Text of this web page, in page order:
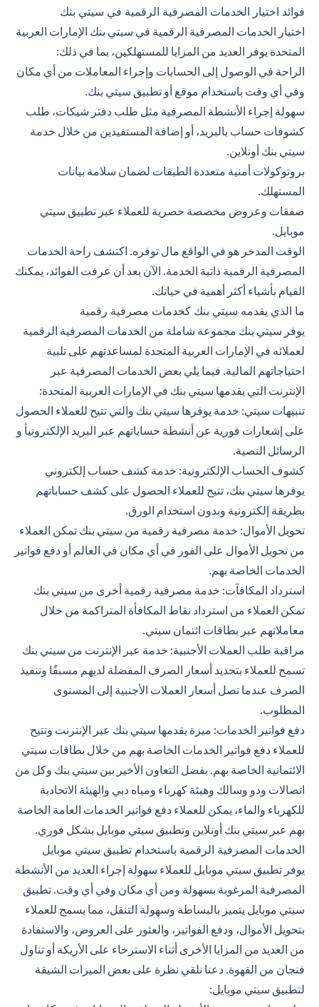
فوائد اختيار الخدمات المصرفية الرقمية في سيتي بنك
اختيار الخدمات المصرفية الرقمية في سيتي بنك الإمارات العربية
المتحدة يوفر العديد من المزايا للمستهلكين، بما في ذلك:
الراحة في الوصول إلى الحسابات وإجراء المعاملات من أي مكان
وفي أي وقت باستخدام موقع أو تطبيق سيتي بنك.
سهولة إجراء الأنشطة المصرفية مثل طلب دفتر شيكات، طلب
كشوفات حساب بالبريد، أو إضافة المستفيدين من خلال خدمة
سيتي بنك أونلاين.
بروتوكولات أمنية متعددة الطبقات لضمان سلامة بيانات
المستهلك.
صفقات وعروض مخصصة حصرية للعملاء عبر تطبيق سيتي
موبايل.
الوقت المدخر هو في الواقع مال توفره. اكتشف راحة الخدمات
المصرفية الرقمية ذاتية الخدمة. الآن بعد أن عرفت الفوائد، يمكنك
القيام بأشياء أكثر أهمية في حياتك.
ما الذي يقدمه سيتي بنك كخدمات مصرفية رقمية
يوفر سيتي بنك مجموعة شاملة من الخدمات المصرفية الرقمية
لعملائه في الإمارات العربية المتحدة لمساعدتهم على تلبية
احتياجاتهم المالية. فيما يلي بعض الخدمات المصرفية عبر
الإنترنت التي يقدمها سيتي بنك في الإمارات العربية المتحدة:
تنبيهات سيتي: خدمة يوفرها سيتي بنك والتي تتيح للعملاء الحصول
على إشعارات فورية عن أنشطة حساباتهم عبر البريد الإلكترونيأ و
الرسائل النصية.
كشوف الحساب الإلكترونية: خدمة كشف حساب إلكتروني
يوفرها سيتي بنك، تتيح للعملاء الحصول على كشف حساباتهم
بطريقة إلكترونية وبدون استخدام الورق.
تحويل الأموال: خدمة مصرفية رقمية من سيتي بنك تمكن العملاء
من تحويل الأموال على الفور في أي مكان في العالم أو دفع فواتير
الخدمات الخاصة بهم.
استرداد المكافآت: خدمة مصرفية رقمية أخرى من سيتي بنك
تمكن العملاء من استرداد نقاط المكافأة المتراكمة من خلال
معاملاتهم عبر بطاقات ائتمان سيتي.
مراقبة طلب العملات الأجنبية: خدمة عبر الإنترنت من سيتي بنك
تسمح للعملاء بتحديد أسعار الصرف المفضلة لديهم مسبقًا وتنفيذ
الصرف عندما تصل أسعار العملات الأجنبية إلى المستوى
المطلوب.
دفع فواتير الخدمات: ميزة يقدمها سيتي بنك عبر الإنترنت وتتيح
للعملاء دفع فواتير الخدمات الخاصة بهم من خلال بطاقات سيتي
الائتمانية الخاصة بهم. بفضل التعاون الأخير بين سيتي بنك وكل من
اتصالات ودو وسالك وهيئة كهرباء ومياه دبي والهيئة الاتحادية
للكهرباء والماء، يمكن للعملاء دفع فواتير الخدمات العامة الخاصة
بهم عبر سيتي بنك أونلاين وتطبيق سيتي موبايل بشكل فوري.
الخدمات المصرفية الرقمية باستخدام تطبيق سيتي موبايل
يوفر تطبيق سيتي موبايل للعملاء سهولة إجراء العديد من الأنشطة
المصرفية المرغوبة بسهولة ومن أي مكان وفي أي وقت. تطبيق
سيتي موبايل يتميز بالبساطة وسهولة التنقل، مما يسمح للعملاء
بتحويل الأموال، ودفع الفواتير، والعثور على العروض، والاستفادة
من العديد من المزايا الأخرى أثناء الاسترخاء على الأريكة أو تناول
فنجان من القهوة. دعنا نلقي نظرة على بعض الميزات الشيقة
لتطبيق سيتي موبايل: